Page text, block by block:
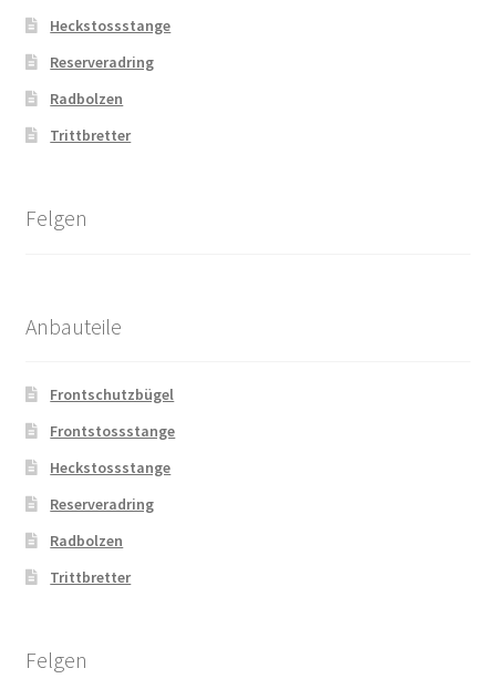
Heckstossstange
Reserveradring
Radbolzen
Trittbretter
Felgen
Anbauteile
Frontschutzbügel
Frontstossstange
Heckstossstange
Reserveradring
Radbolzen
Trittbretter
Felgen